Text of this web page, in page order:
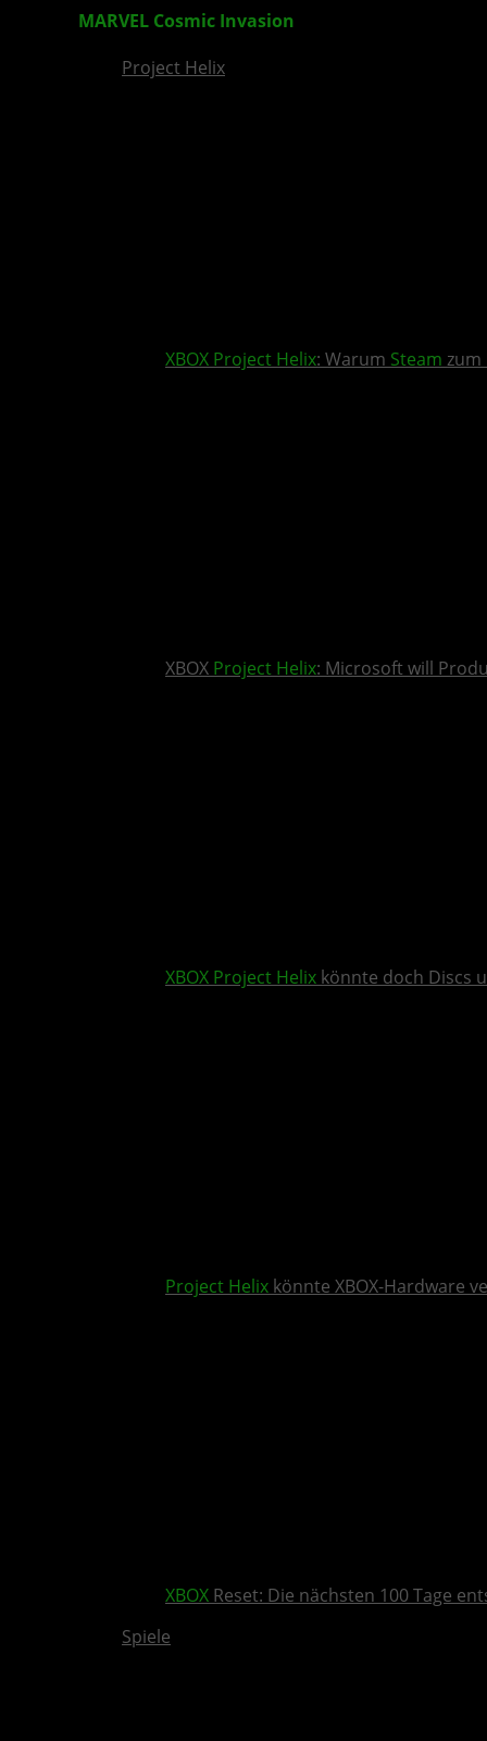
MARVEL Cosmic Invasion
Project Helix
XBOX Project Helix: Warum Steam zum
XBOX Project Helix: Microsoft will
XBOX Project Helix könnte doch Discs
Project Helix könnte XBOX-Hardware
XBOX Reset: Die nächsten 100 Tage
Spiele